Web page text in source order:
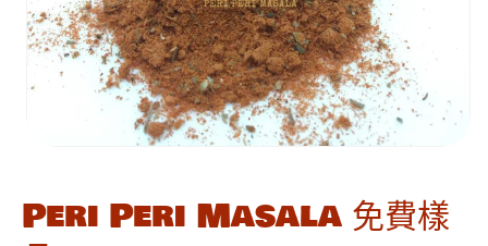
Peri Peri Masala 免費樣